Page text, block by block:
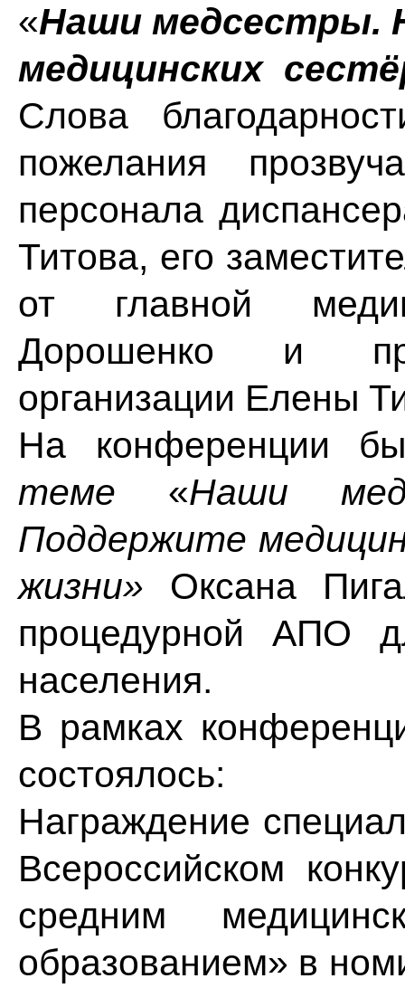
«Наши медсестры.
медицинских
Слова
пожелания
персонала
Титова, его
от главной
Дорошенко и
организации Елены
На конференции
теме «Наши
Поддержите
жизни» Оксана
процедурной АПО
населения.
В рамках
состоялось:
Награждение
Всероссийском
средним
образованием» в